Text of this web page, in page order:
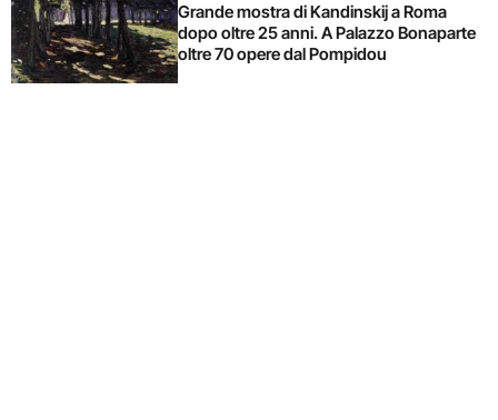
Grande mostra di Kandinskij a Roma
dopo oltre 25 anni. A Palazzo Bonaparte
oltre 70 opere dal Pompidou